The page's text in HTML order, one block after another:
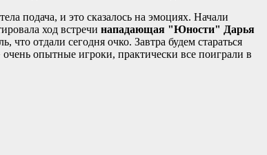
подача, и это сказалось на эмоциях. Начали
ход встречи нападающая "Юности" Дарья
отдали сегодня очко. Завтра будем стараться
опытные игроки, практически все поиграли в